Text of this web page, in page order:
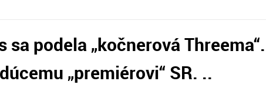
sa podela „kočnerová Threema“.
„premiérovi“ SR. ..